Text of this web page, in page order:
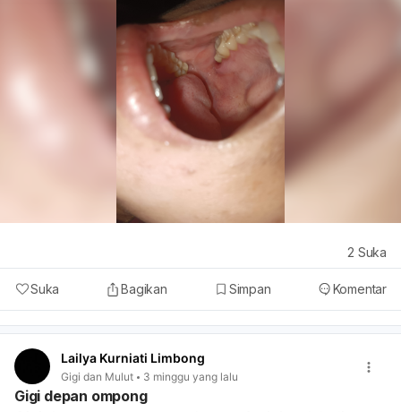
Suka Bagikan Simpan Komentar
2 Suka
Lailya Kurniati Limbong
Gigi dan Mulut 3 minggu yang lalu
Gigi depan ompong